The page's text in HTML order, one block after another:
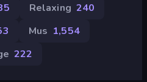
Relaxing 240
Mus 1,554
222